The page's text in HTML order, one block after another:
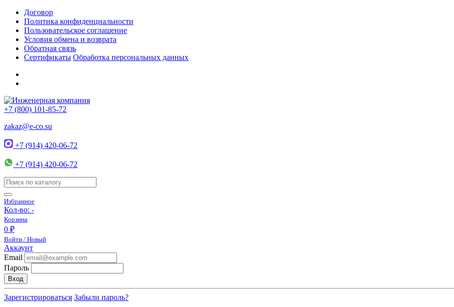
Договор
Политика конфиденциальности
Пользовательское соглашение
Условия обмена и возврата
Обратная связь
Сертификаты Обработка персональных данных
+7 (800) 101-85-72
zakaz@e-co.su
+7 (914) 420-06-72
+7 (914) 420-06-72
Избранное
Кол-во: -
Корзина
0 ₽
Войти / Новый
Аккаунт
Email
Пароль
Вход
Зарегистрироваться Забыли пароль?